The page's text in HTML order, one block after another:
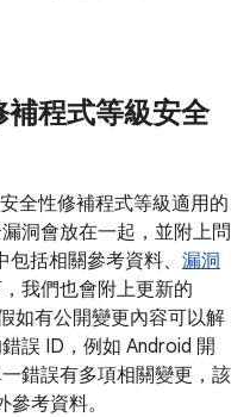
程式等級安全
全性修補程式等級適用的
洞會放在一起，並附上問
括相關參考資料、 漏洞
我們也會附上更新的
如有公開變更內容可以解
誤 ID，例如 Android 開
錯誤有多項相關變更，該
考資料。